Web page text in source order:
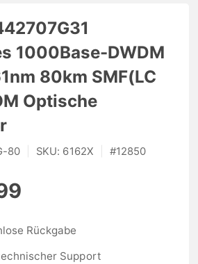
1000Base-DWDM
80km SMF(LC
Optische
80 SKU: 6162X #12850
Rückgabe
Support